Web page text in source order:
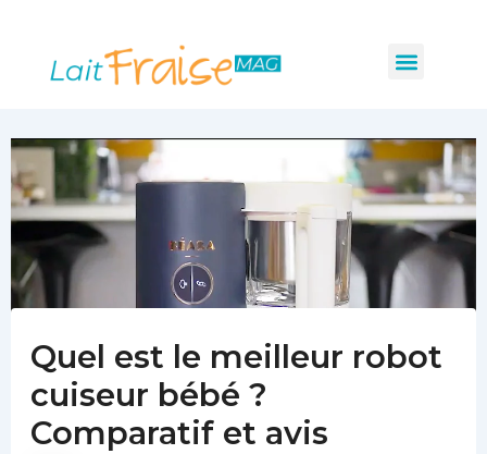
contenu
Menu
Quel est le meilleur robot
cuiseur bébé ?
Comparatif et avis
articles